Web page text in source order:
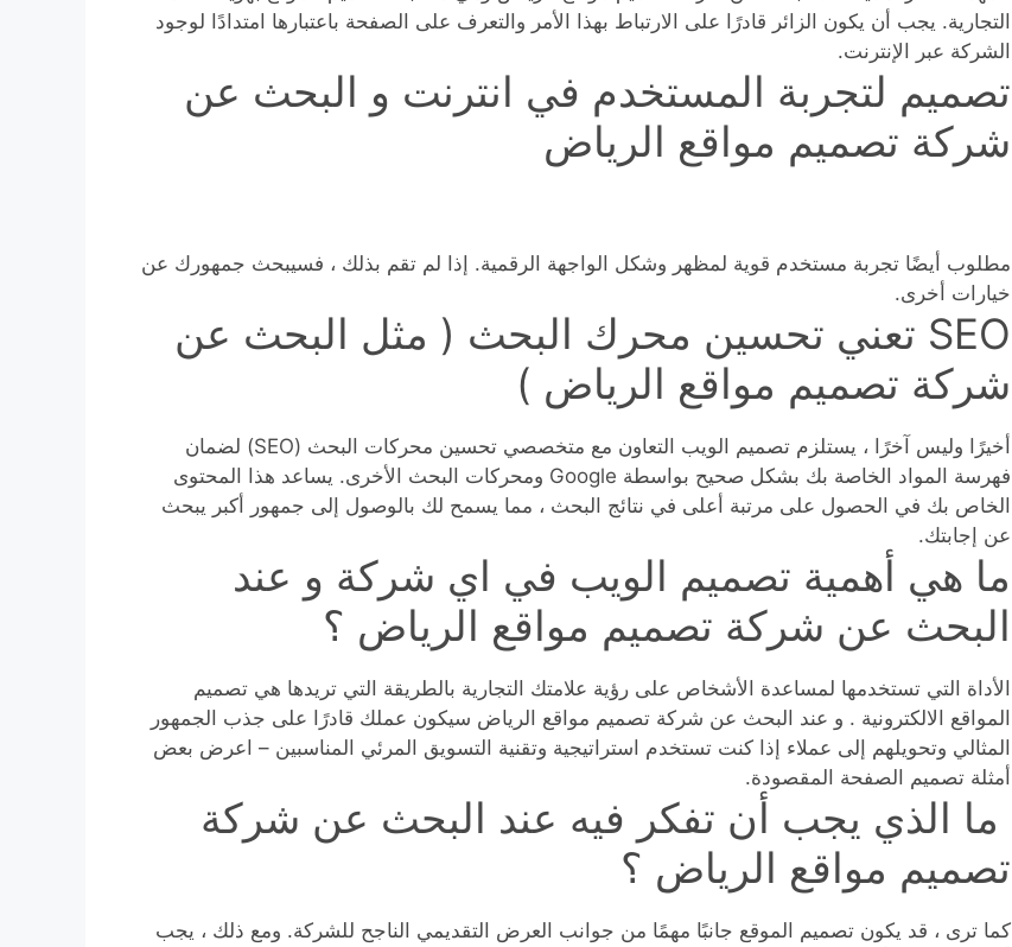
التجارية. يجب أن يكون الزائر قادرًا على الارتباط بهذا الأمر والتعرف على الصفحة باعتبارها امتدادًا لوجود
الشركة عبر الإنترنت.
تصميم لتجربة المستخدم في انترنت و البحث عن
شركة تصميم مواقع الرياض
مطلوب أيضًا تجربة مستخدم قوية لمظهر وشكل الواجهة الرقمية. إذا لم تقم بذلك ، فسيبحث جمهورك عن
خيارات أخرى.
SEO تعني تحسين محرك البحث ( مثل البحث عن
شركة تصميم مواقع الرياض )
أخيرًا وليس آخرًا ، يستلزم تصميم الويب التعاون مع متخصصي تحسين محركات البحث (SEO) لضمان
فهرسة المواد الخاصة بك بشكل صحيح بواسطة Google ومحركات البحث الأخرى. يساعد هذا المحتوى
الخاص بك في الحصول على مرتبة أعلى في نتائج البحث ، مما يسمح لك بالوصول إلى جمهور أكبر يبحث
عن إجابتك.
ما هي أهمية تصميم الويب في اي شركة و عند
البحث عن شركة تصميم مواقع الرياض ؟
الأداة التي تستخدمها لمساعدة الأشخاص على رؤية علامتك التجارية بالطريقة التي تريدها هي تصميم
المواقع الالكترونية . و عند البحث عن شركة تصميم مواقع الرياض سيكون عملك قادرًا على جذب الجمهور
المثالي وتحويلهم إلى عملاء إذا كنت تستخدم استراتيجية وتقنية التسويق المرئي المناسبين – اعرض بعض
أمثلة تصميم الصفحة المقصودة.
ما الذي يجب أن تفكر فيه عند البحث عن شركة
تصميم مواقع الرياض ؟
كما ترى ، قد يكون تصميم الموقع جانبًا مهمًا من جوانب العرض التقديمي الناجح للشركة. ومع ذلك ، يجب